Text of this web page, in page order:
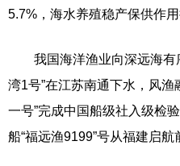
5.7%，海水养殖稳产保供作用
我国海洋渔业向深远海有
湾1号”在江苏南通下水，风
一号”完成中国船级社入级检
船“福远渔9199”号从福建启航